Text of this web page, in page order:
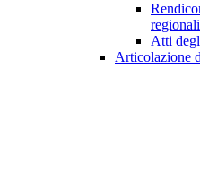
Atti
Articolazione